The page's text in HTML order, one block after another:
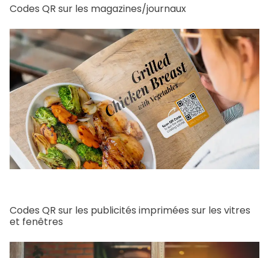
Codes QR sur les magazines/journaux
Codes QR sur les publicités imprimées sur les vitres
et fenêtres